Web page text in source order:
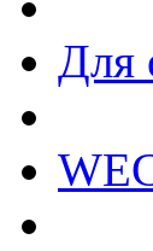
Для